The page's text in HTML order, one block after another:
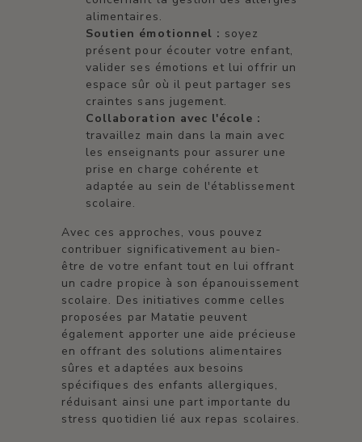
alimentaires.
Soutien émotionnel : soyez
présent pour écouter votre enfant,
valider ses émotions et lui offrir un
espace sûr où il peut partager ses
craintes sans jugement.
Collaboration avec l'école :
travaillez main dans la main avec
les enseignants pour assurer une
prise en charge cohérente et
adaptée au sein de l'établissement
scolaire.
Avec ces approches, vous pouvez
contribuer significativement au bien-
être de votre enfant tout en lui offrant
un cadre propice à son épanouissement
scolaire. Des initiatives comme celles
proposées par Matatie peuvent
également apporter une aide précieuse
en offrant des solutions alimentaires
sûres et adaptées aux besoins
spécifiques des enfants allergiques,
réduisant ainsi une part importante du
stress quotidien lié aux repas scolaires.